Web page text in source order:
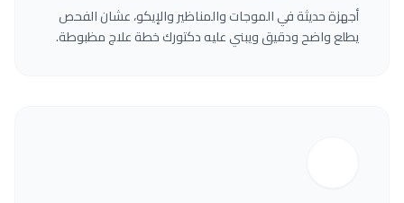
أجهزة حديثة في الموجات والمناظير والإيكو، عشان الفحص
يطلع واضح ودقيق ويبني عليه دكتورك خطة علاج مظبوطة.